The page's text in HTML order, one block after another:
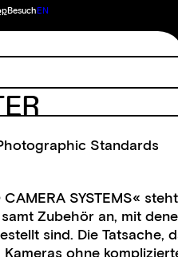
BesuchEN
Standards
SYSTEMS«
Zubehör an, mit
sind. Die Tatsache,
ohne